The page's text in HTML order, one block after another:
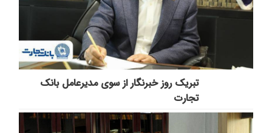
تبریک روز خبرنگار از سوی مدیرعامل بانک
تجارت